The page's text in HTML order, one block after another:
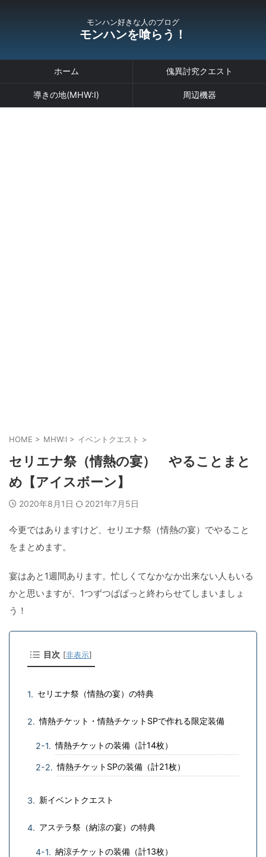
モンハン好きな人のブログ
モンハンを喰らう！
ホーム 傀異討究クエスト
導きの地(MHW:I) 周辺機器
HOME > MHW:I > イベントクエスト >
セリエナ祭（情熱の宴） やることまと
め【アイスボーン】
2020年8月1日 2021年7月5日
今更ではありますけど、セリエナ祭（情熱の宴）でやること
をまとめます。
宴はあと1週間あります。忙しくてなかなか出来ない人もいる
かと思いますが、1つずつぱぱっと終わらせてしまいましょ
う！
目次 [非表示]
セリエナ祭（情熱の宴）の特典
情熱チケット・情熱チケットSPで作れる限定装備
情熱チケットの装備（計14枚）
情熱チケットSPの装備（計21枚）
新イベントクエスト
アステラ祭（納涼の宴）の特典
納涼チケットの装備（計13枚）